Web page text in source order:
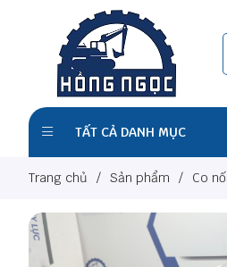
TẤT CẢ DANH MỤC
Trang chủ / Sản phẩm / Co